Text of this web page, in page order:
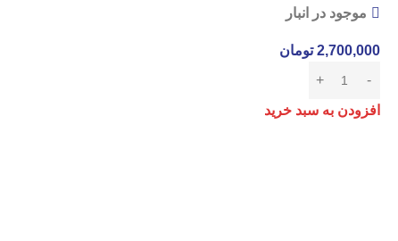
موجود در انبار
2,700,000 تومان
افزودن به سبد خرید